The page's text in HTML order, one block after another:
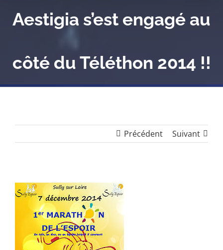
Aestigia s’est engagé au
côté du Téléthon 2014 !!
Précédent Suivant